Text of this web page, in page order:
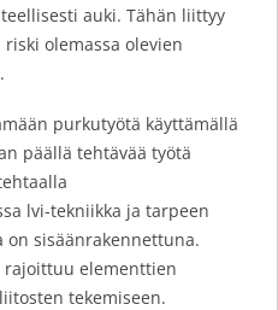
auki. Tähän liittyy
olemassa olevien
purkutyötä käyttämällä
päällä tehtävää työtä
lvi-tekniikka ja tarpeen
on sisäänrakennettuna.
rajoittuu elementtien
tekemiseen.